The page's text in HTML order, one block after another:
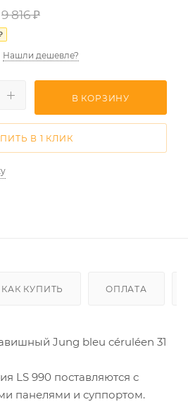
9 816₽
Нашли дешевле?
В КОРЗИНУ
В 1 КЛИК
КАК КУПИТЬ ОПЛАТА
Jung bleu céruléen 31
LS 990 поставляются с
панелями и суппортом.